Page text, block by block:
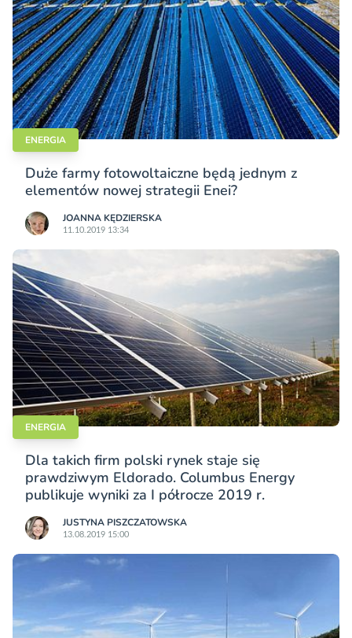
ENERGIA
Duże farmy fotowoltaiczne będą jednym z
elementów nowej strategii Enei?
JOANNA KĘDZIERSKA
11.10.2019 13:34
ENERGIA
Dla takich firm polski rynek staje się
prawdziwym Eldorado. Columbus Energy
publikuje wyniki za I półrocze 2019 r.
JUSTYNA PISZCZATOWSKA
13.08.2019 15:00